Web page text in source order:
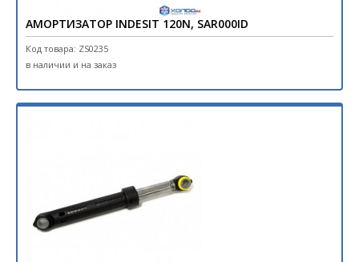
АМОРТИЗАТОР INDESIT 120N, SAR000ID
Код товара: ZS0235
в наличии и на заказ